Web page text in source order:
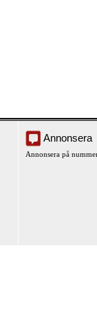
Annonsera
Annonsera på